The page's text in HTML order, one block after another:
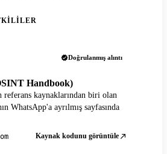
Doğrulanmış alıntı
Handbook)
referans kaynaklarından biri olan
WhatsApp'a ayrılmış sayfasında
Kaynak kodunu görüntüle